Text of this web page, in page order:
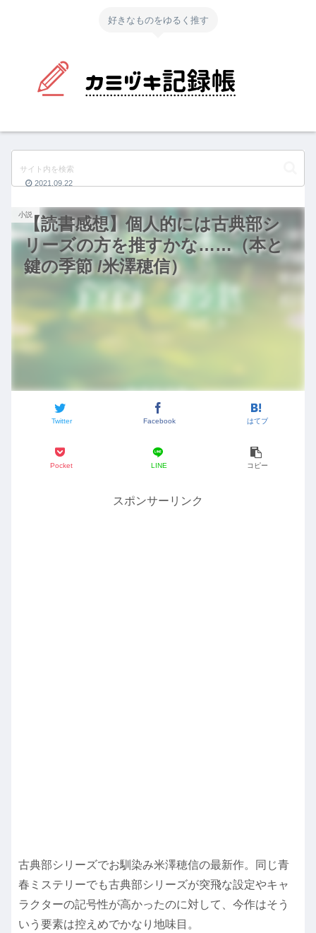
好きなものをゆるく推す
【読書感想】個人的には古典部シ
リーズの方を推すかな……（本と
鍵の季節 /米澤穂信）
小説
Twitter Facebook はてブ
Pocket LINE コピー
2021.09.22
スポンサーリンク
古典部シリーズでお馴染み米澤穂信の最新作。同じ青
春ミステリーでも古典部シリーズが突飛な設定やキャ
ラクターの記号性が高かったのに対して、今作はそう
いう要素は控えめでかなり地味目。